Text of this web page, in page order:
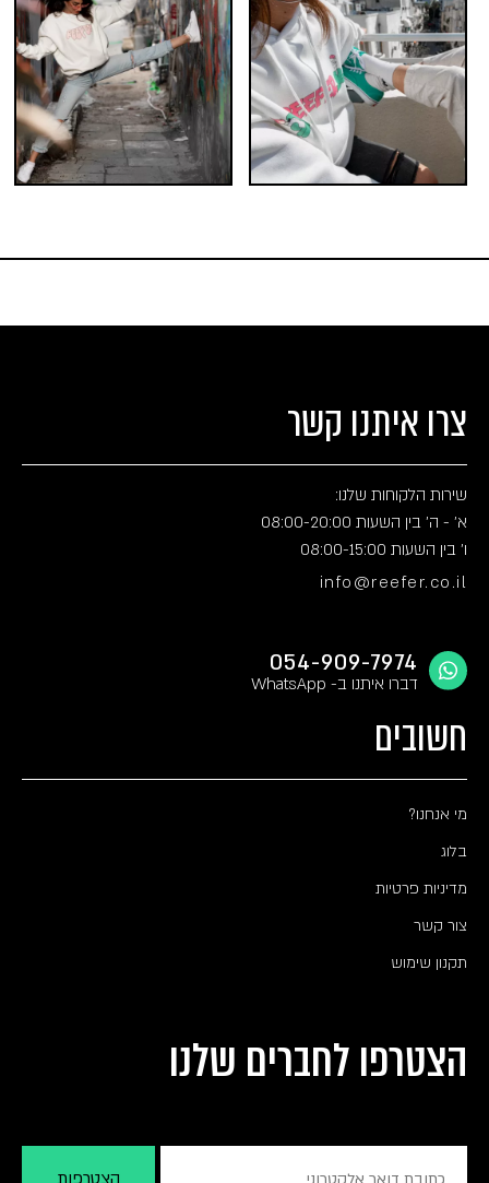
הוסף לעגלה
צרו איתנו קשר
שירות הלקוחות שלנו:
א' - ה' בין השעות 08:00-20:00
ו' בין השעות 08:00-15:00
info@reefer.co.il
054-909-7974
דברו איתנו ב- WhatsApp
חשובים
מי אנחנו?
בלוג
מדיניות פרטיות
צור קשר
תקנון שימוש
הצטרפו לחברים שלנו